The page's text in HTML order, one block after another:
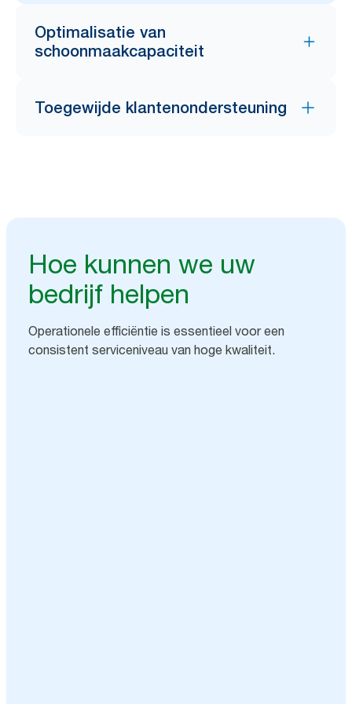
Optimalisatie van
schoonmaakcapaciteit
Toegewijde klantenondersteuning
Hoe kunnen we uw
bedrijf helpen
Operationele efficiëntie is essentieel voor een
consistent serviceniveau van hoge kwaliteit.